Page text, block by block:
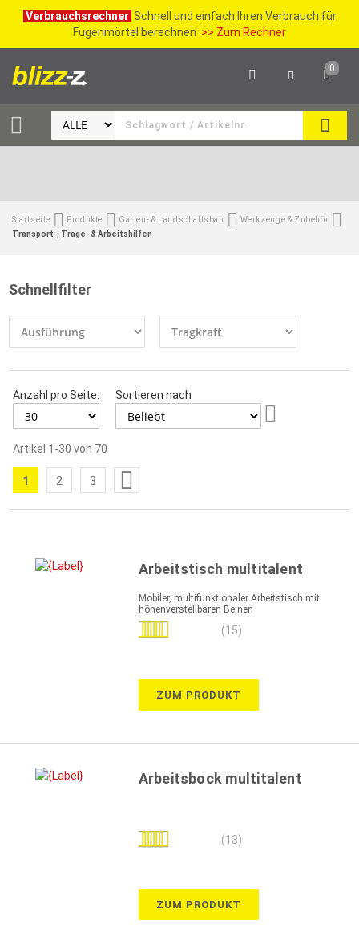
Verbrauchsrechner Schnell und einfach Ihren Verbrauch für
Fugenmörtel berechnen >> Zum Rechner
SUCHE
0
Startseite Produkte Garten- & Landschaftsbau
Werkzeuge & Zubehör
Transport-, Trage- & Arbeitshilfen
Schnellfilter
Anzahl pro Seite:
Sortieren nach
Artikel 1 -30 von 70
Sie
1 Seite
2 Seite
3
Arbeitstisch multitalent
Mobiler, multifunktionaler Arbeitstisch mit
höhenverstellbaren Beinen
Bewertung:
(15)
ZUM PRODUKT
Arbeitsbock multitalent
Bewertung: (13)
ZUM PRODUKT